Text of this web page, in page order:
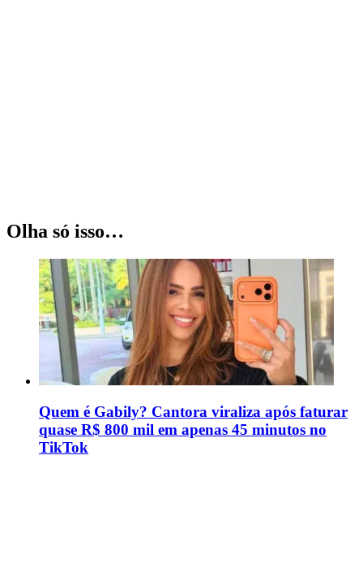
Olha só isso…
Quem é Gabily? Cantora viraliza após faturar
quase R$ 800 mil em apenas 45 minutos no
TikTok